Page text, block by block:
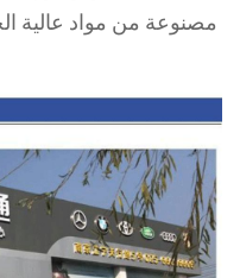
مصنوعة من مواد عالية